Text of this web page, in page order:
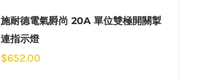
施耐德電氣爵尚 20A 單位雙極開關掣
連指示燈
$652.00